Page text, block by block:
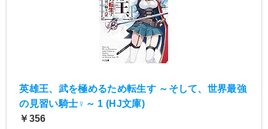
英雄王、武を極めるため転生す ～そして、世界最強
の見習い騎士♀～ 1 (HJ文庫)
￥356